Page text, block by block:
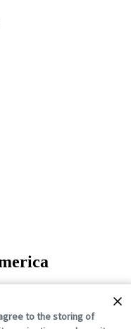
to the storing of